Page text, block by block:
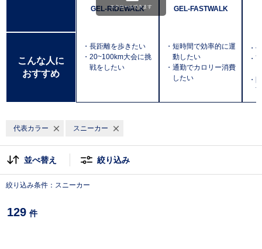
GEL-RIDEWALK
・長距離を歩きたい
・20~100km大会に挑
戦をしたい
GEL-FASTWALK
・短時間で効率的に運
動したい
・通勤でカロリー消費
したい
・
・
・
こんな人に
おすすめ
スクロールできます
代表カラー スニーカー
並べ替え 絞り込み
絞り込み条件：スニーカー
129